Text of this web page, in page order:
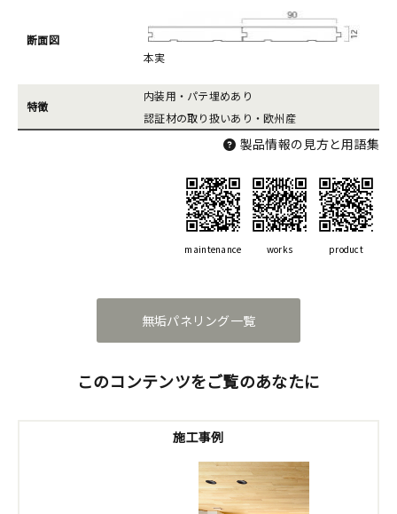
断面図
本実
特徴
内装用・パテ埋めあり
認証材の取り扱いあり・欧州産
製品情報の見方と用語集
maintenance works product
無垢パネリング一覧
このコンテンツをご覧のあなたに
施工事例